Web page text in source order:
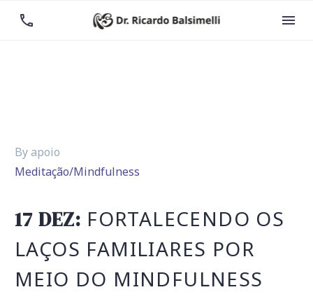


By apoio
Meditação/Mindfulness
17 DEZ: FORTALECENDO OS
LAÇOS FAMILIARES POR
MEIO DO MINDFULNESS